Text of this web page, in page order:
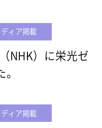
ィア掲載
NHK）に栄光ゼ
ィア掲載